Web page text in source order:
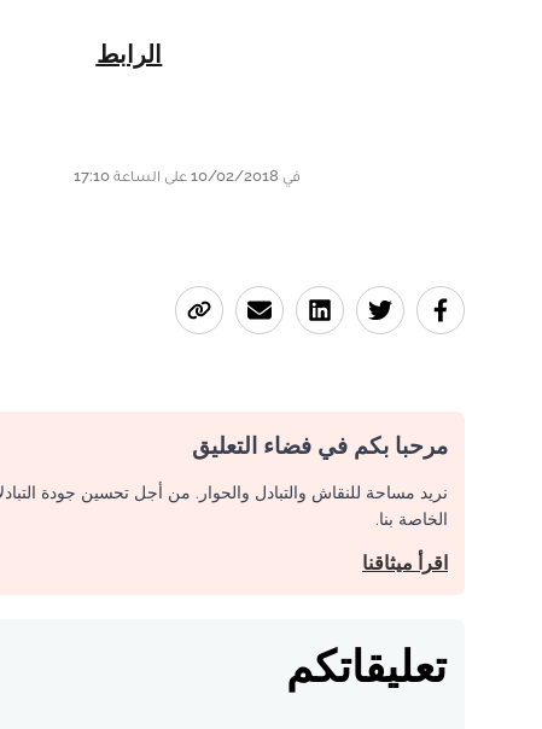
الرابط
في 10/02/2018 على الساعة 17:10
مرحبا بكم في فضاء التعليق
نريد مساحة للنقاش والتبادل والحوار. من أجل تحسين جودة
الخاصة بنا.
اقرأ ميثاقنا
تعليقاتكم